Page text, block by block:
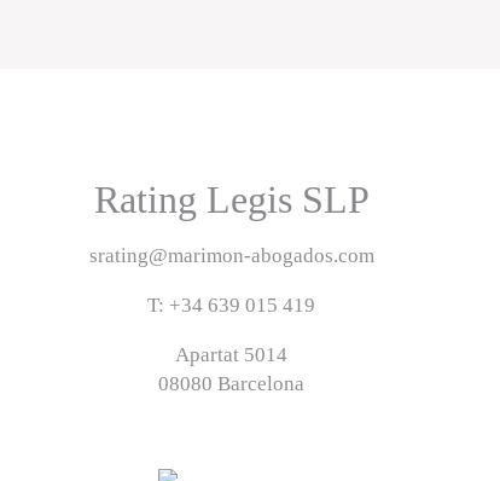
Rating Legis SLP
srating@marimon-abogados.com
T: +34 639 015 419
Apartat 5014
08080 Barcelona